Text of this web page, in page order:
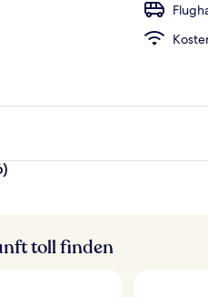
toll finden